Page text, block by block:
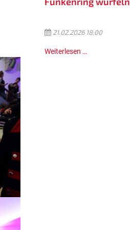
21.02.2026 18:00
Weiterlesen …